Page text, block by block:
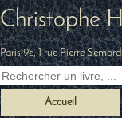
Christophe
Paris 9e, 1 rue Pierre Semard
Accueil